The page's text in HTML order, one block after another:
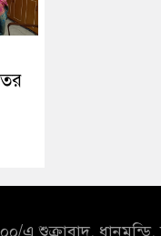
এ শুক্রাবাদ, ধানমন্ডি,